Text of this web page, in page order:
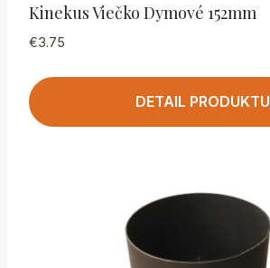
Kinekus Viečko Dymové 152mm
€3.75
DETAIL PRODUKTU